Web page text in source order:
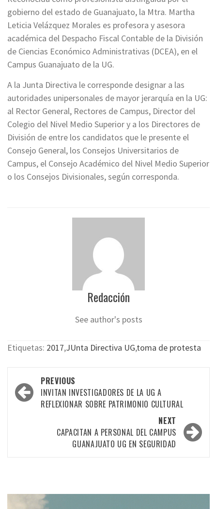
gobierno del estado de Guanajuato, la Mtra. Martha
Leticia Velázquez Morales es profesora y asesora
académica del Despacho Fiscal Contable de la División
de Ciencias Económico Administrativas (DCEA), en el
Campus Guanajuato de la UG.
A la Junta Directiva le corresponde designar a las
autoridades unipersonales de mayor jerarquía en la UG:
al Rector General, Rectores de Campus, Director del
Colegio del Nivel Medio Superior y a los Directores de
División de entre los candidatos que le presente el
Consejo General, los Consejos Universitarios de
Campus, el Consejo Académico del Nivel Medio Superior
o los Consejos Divisionales, según corresponda.
Redacción
See author's posts
Etiquetas: 2017,JUnta Directiva UG,toma de protesta
Post
navigation
PREVIOUS
INVITAN INVESTIGADORES DE LA UG A
REFLEXIONAR SOBRE PATRIMONIO CULTURAL
NEXT
CAPACITAN A PERSONAL DEL CAMPUS
GUANAJUATO UG EN SEGURIDAD